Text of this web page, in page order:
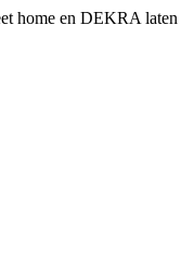
home en DEKRA laten